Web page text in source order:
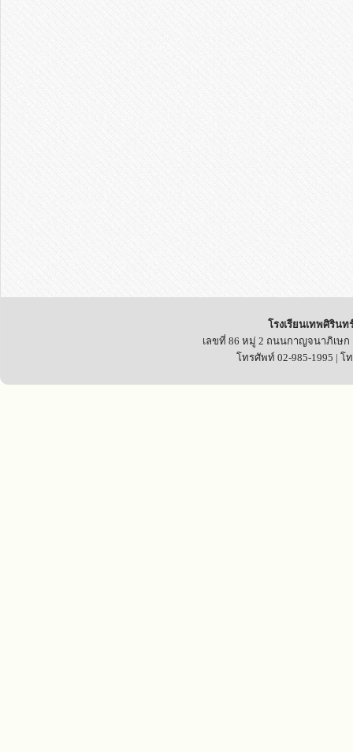
โรงเรียนเทพศิรินท
เลขที่ 86 หมู่ 2 ถนนกาญจนาภิเษก
โทรศัพท์ 02-985-1995 | โ